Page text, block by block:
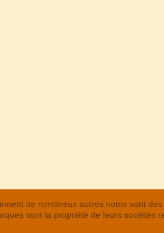
de nombreux autres noms sont
sont la propriété de leurs sociétés